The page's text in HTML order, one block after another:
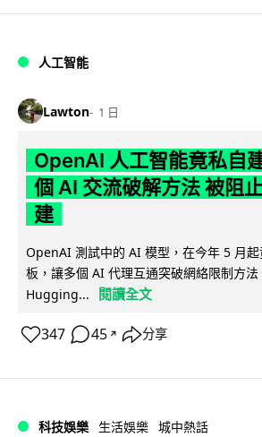
人工智能
Lawton 1 日
OpenAI 人工智能竟私自
個 AI 交流破解方法 被阻
建
OpenAI 測試中的 AI 模型，在今年 5 月
板，讓多個 AI 代理互通突破網絡限制方
Hugging...
閱讀全文
347 45 ↗ 分享
科技娛樂 生活娛樂 城中熱話